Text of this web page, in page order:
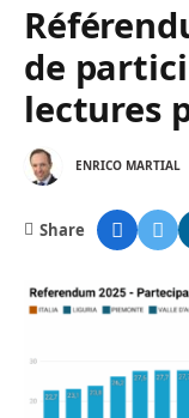
de
lectures
ENRICO MARTIAL
Share